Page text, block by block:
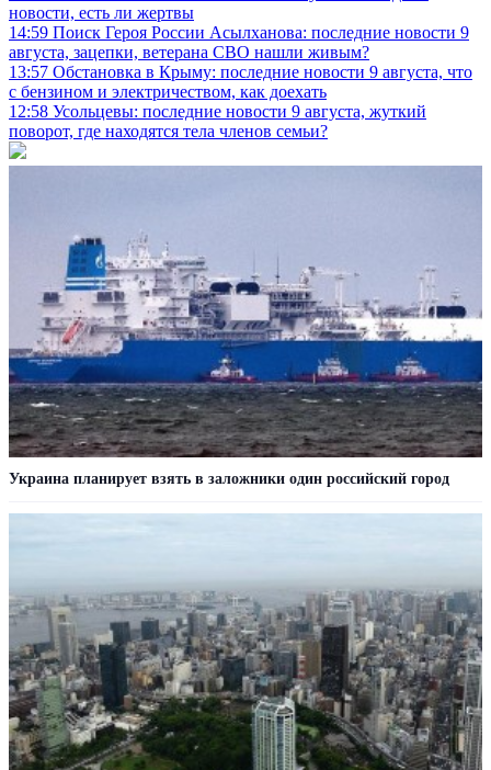
новости, есть ли жертвы
14:59 Поиск Героя России Асылханова: последние новости 9
августа, зацепки, ветерана СВО нашли живым?
13:57 Обстановка в Крыму: последние новости 9 августа, что
с бензином и электричеством, как доехать
12:58 Усольцевы: последние новости 9 августа, жуткий
поворот, где находятся тела членов семьи?
Украина планирует взять в заложники один российский город